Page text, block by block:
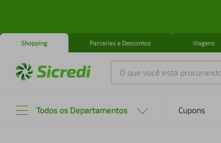
Shopping Parcerias e Descontos Viagens
O que você está procurando?
Todos os Departamentos Cupons